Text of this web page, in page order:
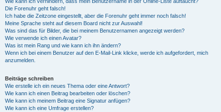
Die Forenuhr geht falsch!
Ich habe die Zeitzone eingestellt, aber die Forenuhr geht immer noch falsch!
Meine Sprache steht auf diesem Board nicht zur Auswahl!
Was sind das für Bilder, die bei meinem Benutzernamen angezeigt werden?
Wie verwende ich einen Avatar?
Was ist mein Rang und wie kann ich ihn ändern?
Wenn ich bei einem Benutzer auf den E-Mail-Link klicke, werde ich aufgefordert, mich
anzumelden.
Beiträge schreiben
Wie erstelle ich ein neues Thema oder eine Antwort?
Wie kann ich einen Beitrag bearbeiten oder löschen?
Wie kann ich meinem Beitrag eine Signatur anfügen?
Wie kann ich eine Umfrage erstellen?